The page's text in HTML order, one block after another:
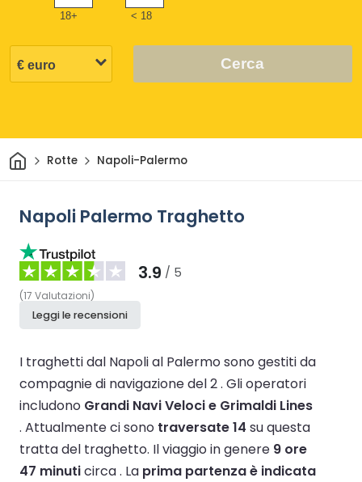
18+ < 18
Cerca
CasaRotte Napoli-Palermo
Napoli Palermo Traghetto
3.9 / 5
(17 Valutazioni)
Leggi le recensioni
I traghetti dal Napoli al Palermo sono gestiti da
compagnie di navigazione del 2 . Gli operatori
includono Grandi Navi Veloci e Grimaldi Lines
. Attualmente ci sono traversate 14 su questa
tratta del traghetto. Il viaggio in genere 9 ore
47 minuticirca . La prima partenza è indicata